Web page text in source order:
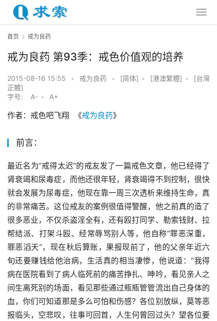
首页 戒为良药
戒为良药 第93季：戒色价值观的培养
2015-08-16 15:55 • 戒为良药 • [简体] • [港澳繁體] •
[台灣
正體]
字号:
A- • A+
作者：戒色吧飞翔  《戒为良药》
前言：
最近名为“戒得太迟”的戒友发了一篇戒色文章，他已经得了
肾衰竭和尿毒症，而他还很年轻，肾衰竭得不到控制，很快
就会发展为尿毒症，他现在靠一周三次透析来维持生命，真
的非常痛苦。这位戒友的案例很值得警醒，他之前真的造了
很多恶业，不仅杀盗淫全有，还有殴打同学、勒索钱财、拉
帮结派、打架斗殴、经常辱骂别人等，他自称“罪恶深重，
罪恶滔天”，现在秋后算账，果报现前了，他的父亲年近六
旬还要赚钱给他治病，生活真的相当凄惨，他说道：“我得
病在医院看到了病人临死前的痛苦挣扎、呻吟，看见亲人之
间生离死别的场面，看见那些通过瓶瓶管管流出自己身体的
血，你们可知道那是多么可怕和伤感？各位别放纵，莫等恶
报临头，空悲叹，往事可回首，人生何曾回过头？望各位要